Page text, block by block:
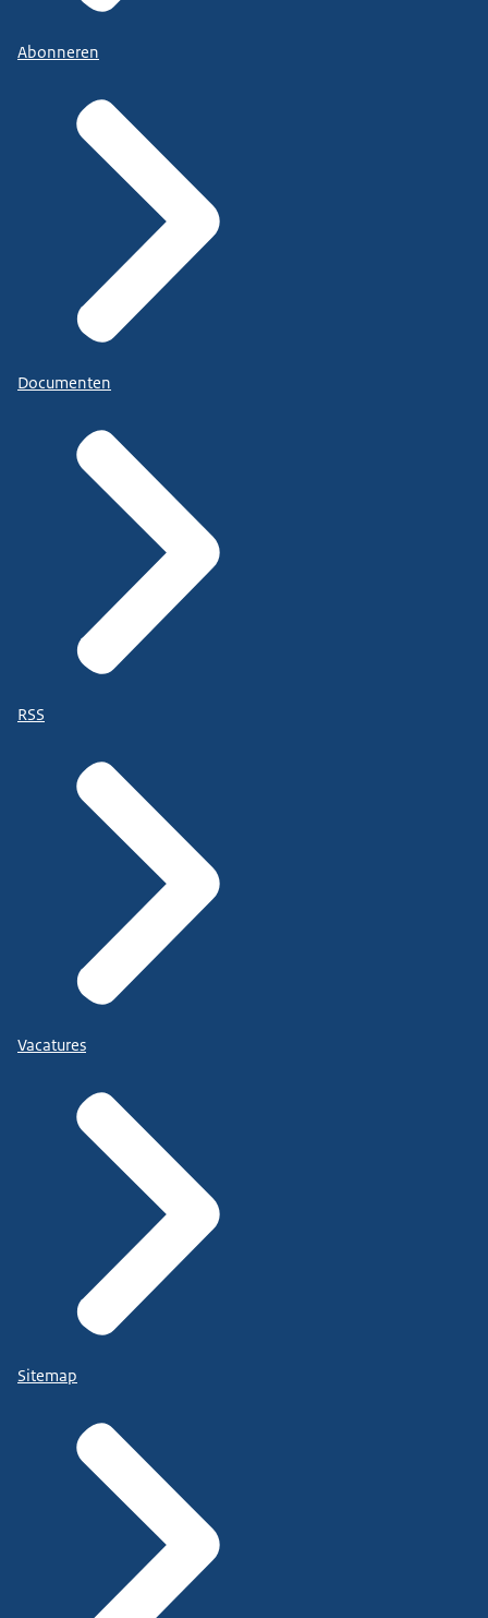
Abonneren
Documenten
RSS
Vacatures
Sitemap